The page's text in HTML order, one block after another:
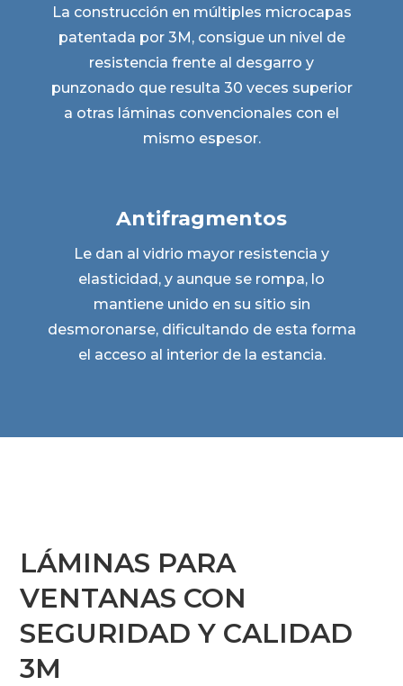
La construcción en múltiples microcapas
patentada por 3M, consigue un nivel de
resistencia frente al desgarro y
punzonado que resulta 30 veces superior
a otras láminas convencionales con el
mismo espesor.
Antifragmentos
Le dan al vidrio mayor resistencia y
elasticidad, y aunque se rompa, lo
mantiene unido en su sitio sin
desmoronarse, dificultando de esta forma
el acceso al interior de la estancia.
LÁMINAS PARA
VENTANAS CON
SEGURIDAD Y CALIDAD
3M